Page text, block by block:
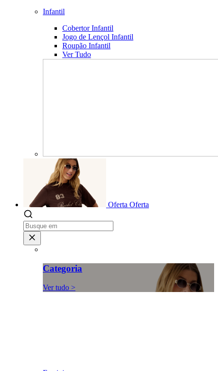
Infantil
Cobertor Infantil
Jogo de Lençol Infantil
Roupão Infantil
Ver Tudo
Oferta Oferta
Categoria
Ver tudo >